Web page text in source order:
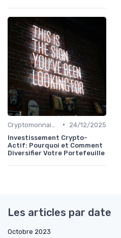
•
24/12/2025
Investissement Crypto-
Actif: Pourquoi et Comment
Diversifier Votre Portefeuille
Les articles par date
Octobre 2023